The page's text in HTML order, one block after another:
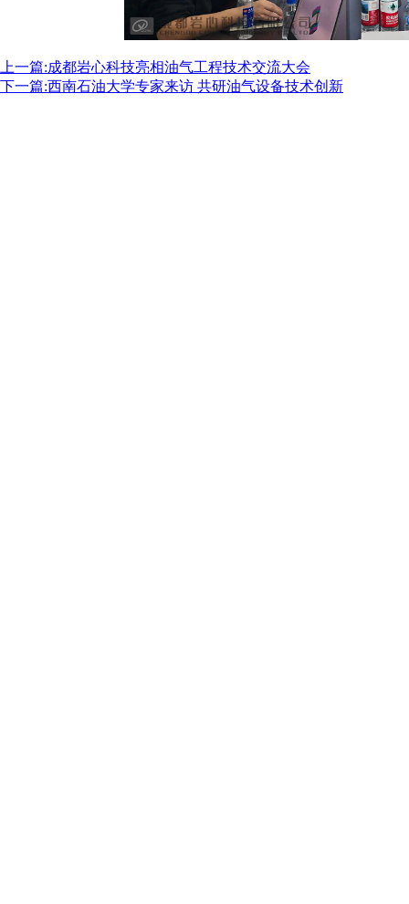
上一篇:成都岩心科技亮相油气工程技术交流大会
下一篇:西南石油大学专家来访 共研油气设备技术创新